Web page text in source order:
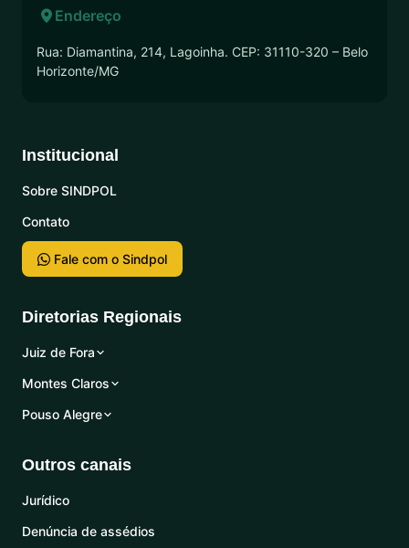
Endereço
Rua: Diamantina, 214, Lagoinha. CEP: 31110-320 – Belo
Horizonte/MG
Institucional
Sobre SINDPOL
Contato
Fale com o Sindpol
Diretorias Regionais
Juiz de Fora
Montes Claros
Pouso Alegre
Outros canais
Jurídico
Denúncia de assédios